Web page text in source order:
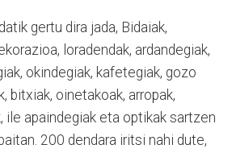
gertu dira jada, Bidaiak,
loradendak, ardandegiak,
okindegiak, kafetegiak, gozo
bitxiak, oinetakoak, arropak,
ile apaindegiak eta optikak sartzen
200 dendara iritsi nahi dute,